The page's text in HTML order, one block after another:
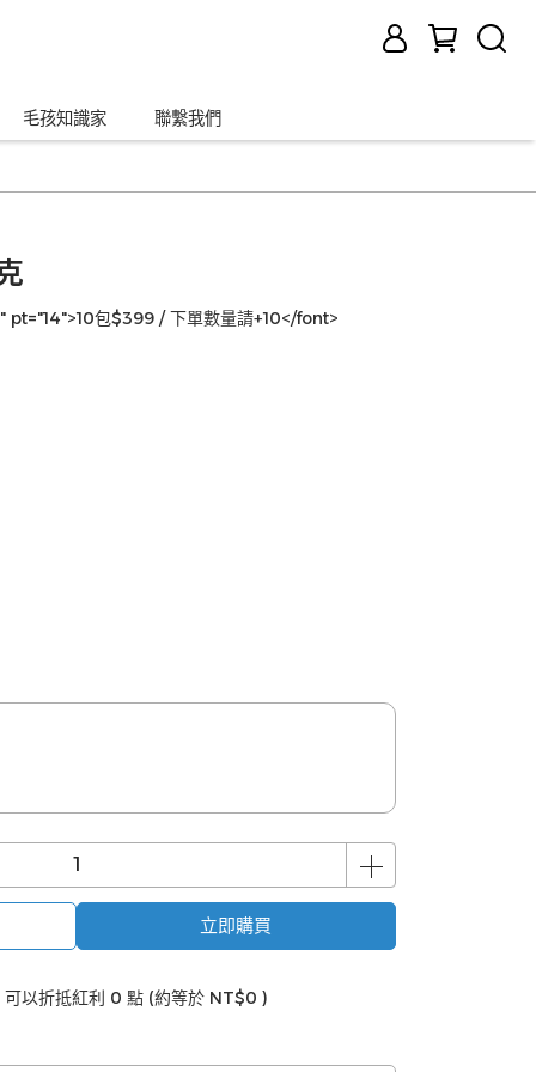
毛孩知識家 聯繫我們
包$399 / 下單數量請+10</font>
立即購買
以折抵紅利 0 點 (約等於 NT$0 )